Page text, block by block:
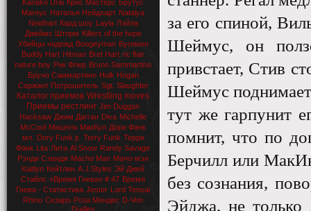
Kanako Urai Крис Мастерс Брутус
Магнус Наталья Нейдхарт Natalya
Neidhart Кард шоу Layla Лэйла
Джеймс Шторм Killers of the hope
Убийцы надежд Boogeyman Бугимен
Buddy Hart Hitman Bret Hart ric flair
nature boy Рик Флер Bruno Sammartino
Бруно Саммартино Hulk Hogan
Сержант Потрошитель Sgt. Slaughter
Каталог приемов Wrestling moves
Приемы рестлинг Jim Duggan
Hacksaw Джим Дагган Diva Michelle
McCool Мишель МакКул Дори Фанк
мл.
Dory Funk jr. Terry Funk Терри
Фанк Lita Лита Al Snow Randy Savage
Рэнди Сэвидж Macho Man Мачо-мэн
Kaitlyn Кейтлин A.J.Styles Эй Джей
Стайлс «Время Гнева» # 47 Время
Гнева - Статистика Jester Lord Tensai
Rhino Сезаро Роза Мендес D-Von
Dudley
за его спиной,
Шеймус, он
привстает, Стив
Шеймус
тут же гарпунит
помнит, что по
Берчилл или
без сознания,
Эйджа, не только